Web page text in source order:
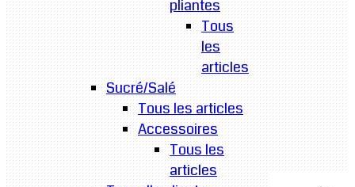
pliantes
Tous
les
articles
Sucré/Salé
Tous les articles
Accessoires
Tous les
articles